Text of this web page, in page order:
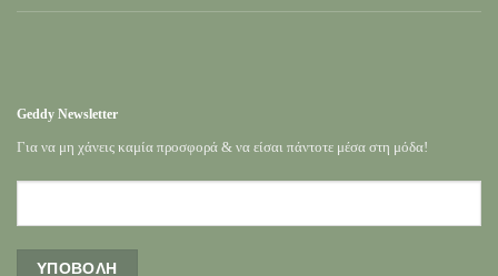
Geddy Newsletter
Για να μη χάνεις καμία προσφορά & να είσαι πάντοτε μέσα στη μόδα!